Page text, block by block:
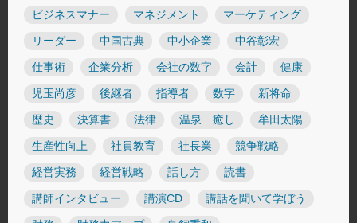
ビジネスマナー マネジメント マーケティング
リーダー 中国古典 中小企業 中谷彰宏
仕事術 企業分析 会社の数字 会計 健康
児玉尚彦 後継者 指導者 数字 新将命
歴史 決算書 法律 温泉 癒し 牟田太陽
生産性向上 社員教育 社長業 競争戦略
経営実務 経営戦略 話し方 読書
講師インタビュー 講演CD 講話を聞いて学ぼう